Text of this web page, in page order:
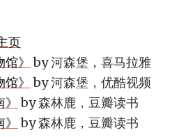
页
》 by 河森堡，喜马拉雅
》 by 河森堡，优酷视频
by 森林鹿，豆瓣读书
by 森林鹿，豆瓣读书